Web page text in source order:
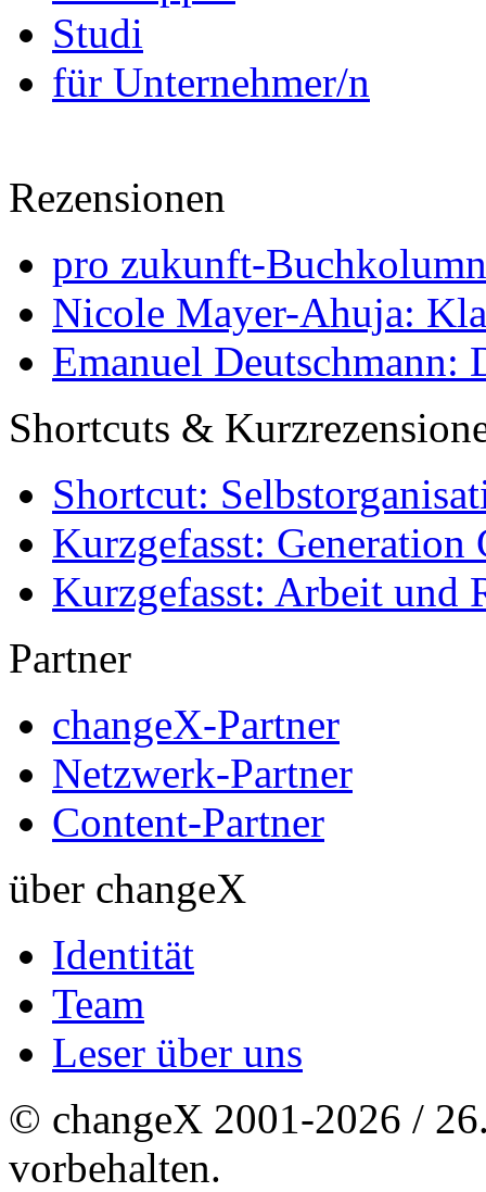
Studi
für Unternehmer/n
Rezensionen
pro zukunft-
Nicole Mayer-Ahuja:
Emanuel Deutschmann:
Shortcuts &
Shortcut:
Kurzgefasst: Generation
Kurzgefasst: Arbeit und
Partner
changeX-Partner
Netzwerk-Partner
Content-Partner
über changeX
Identität
Team
Leser über uns
© changeX 2001-2026 /
vorbehalten.